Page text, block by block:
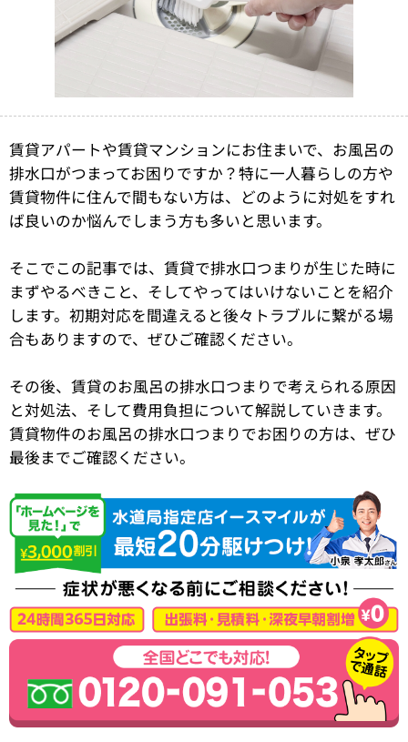
賃貸アパートや賃貸マンションにお住まいで、お風呂の
排水口がつまってお困りですか？特に一人暮らしの方や
賃貸物件に住んで間もない方は、どのように対処をすれ
ば良いのか悩んでしまう方も多いと思います。
そこでこの記事では、賃貸で排水口つまりが生じた時に
まずやるべきこと、そしてやってはいけないことを紹介
します。初期対応を間違えると後々トラブルに繋がる場
合もありますので、ぜひご確認ください。
その後、賃貸のお風呂の排水口つまりで考えられる原因
と対処法、そして費用負担について解説していきます。
賃貸物件のお風呂の排水口つまりでお困りの方は、ぜひ
最後までご確認ください。